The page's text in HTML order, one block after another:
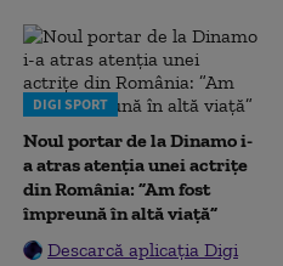
DIGI SPORT
Noul portar de la Dinamo i-
a atras atenția unei actrițe
din România: ”Am fost
împreună în altă viață”
Descarcă aplicația Digi